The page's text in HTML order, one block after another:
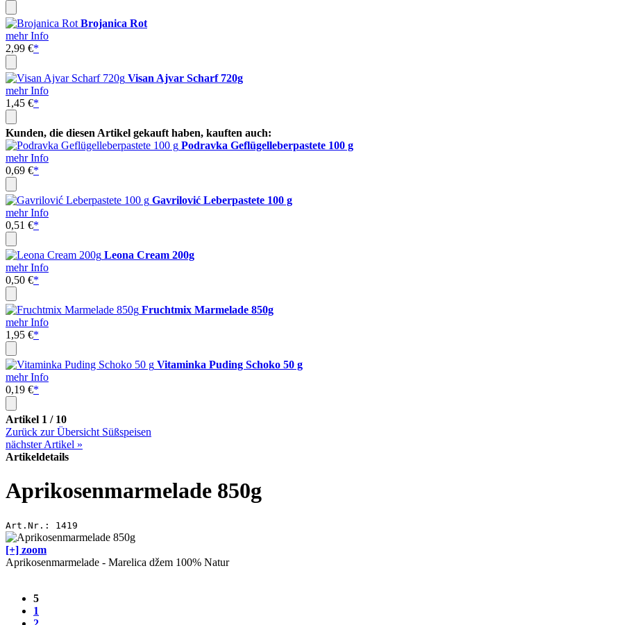
Brojanica Rot
mehr Info
2,99 €*
Visan Ajvar Scharf 720g
mehr Info
1,45 €*
Kunden, die diesen Artikel gekauft haben, kauften auch:
Podravka Geflügelleberpastete 100 g
mehr Info
0,69 €*
Gavrilović Leberpastete 100 g
mehr Info
0,51 €*
Leona Cream 200g
mehr Info
0,50 €*
Fruchtmix Marmelade 850g
mehr Info
1,95 €*
Vitaminka Puding Schoko 50 g
mehr Info
0,19 €*
Artikel 1 / 10
Zurück zur Übersicht Süßspeisen
nächster Artikel »
Artikeldetails
Aprikosenmarmelade 850g
Art.Nr.: 1419
[+] zoom
Aprikosenmarmelade - Marelica džem 100% Natur
5
1